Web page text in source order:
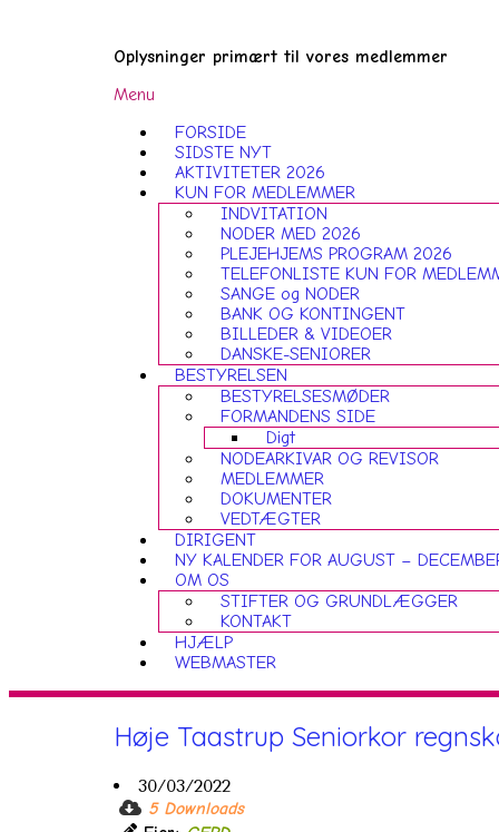
Oplysninger primært til vores medlemmer
Menu
FORSIDE
SIDSTE NYT
AKTIVITETER 2026
KUN FOR MEDLEMMER
INDVITATION
NODER MED 2026
PLEJEHJEMS PROGRAM 2026
TELEFONLISTE KUN FOR
SANGE og NODER
BANK OG KONTINGENT
BILLEDER & VIDEOER
DANSKE-SENIORER
BESTYRELSEN
BESTYRELSESMØDER
FORMANDENS SIDE
Digt
NODEARKIVAR OG REVISOR
MEDLEMMER
DOKUMENTER
VEDTÆGTER
DIRIGENT
NY KALENDER FOR AUGUST –
OM OS
STIFTER OG GRUNDLÆGGER
KONTAKT
HJÆLP
WEBMASTER
Høje Taastrup Seniorkor
30/03/2022
5 Downloads